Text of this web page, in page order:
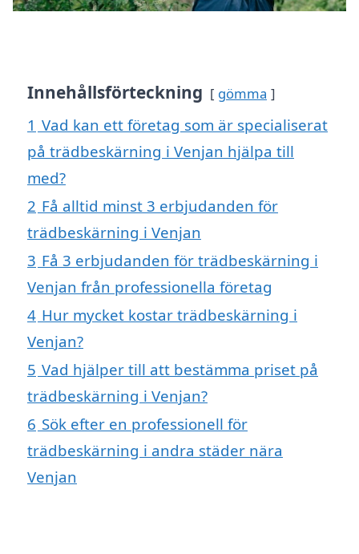
Innehållsförteckning gömma
1 Vad kan ett företag som är specialiserat
på trädbeskärning i Venjan hjälpa till
med?
2 Få alltid minst 3 erbjudanden för
trädbeskärning i Venjan
3 Få 3 erbjudanden för trädbeskärning i
Venjan från professionella företag
4 Hur mycket kostar trädbeskärning i
Venjan?
5 Vad hjälper till att bestämma priset på
trädbeskärning i Venjan?
6 Sök efter en professionell för
trädbeskärning i andra städer nära
Venjan